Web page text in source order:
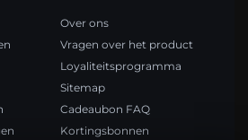
Over ons
Vragen over het product
Loyaliteitsprogramma
Sitemap
Cadeaubon FAQ
Kortingsbonnen